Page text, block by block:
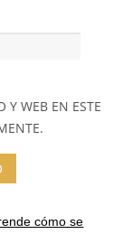
Y WEB EN ESTE
cómo se